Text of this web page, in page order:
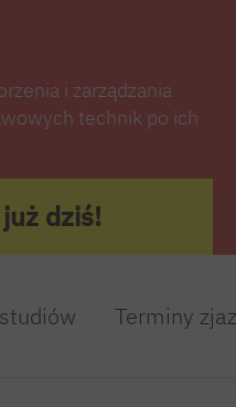
i zarządzania
technik po ich
dziś!
Terminy